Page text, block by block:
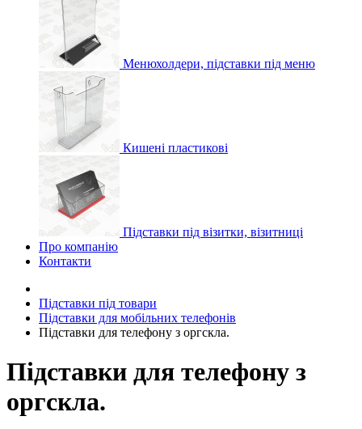
Менюхолдери, підставки під меню
Кишені пластикові
Підставки під візитки, візитниці
Про компанію
Контакти
Підставки під товари
Підставки для мобільних телефонів
Підставки для телефону з оргскла.
Підставки для телефону з
оргскла.